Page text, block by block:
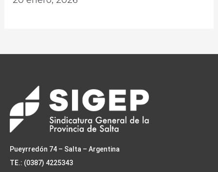
Pueyrredón 74 – Salta – Argentina
TE.: (0387) 4225343